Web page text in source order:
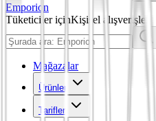
Emporion
Tüketiciler içinKişisel alışverişler
Mağazalar
Ürünler
Tarifler